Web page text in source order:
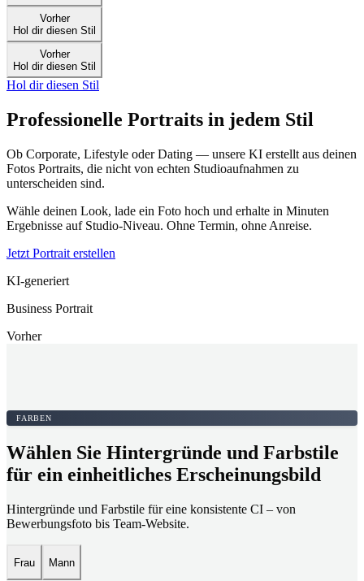
Vorher
Hol dir diesen Stil
Vorher
Hol dir diesen Stil
Hol dir diesen Stil
Professionelle Portraits in jedem Stil
Ob Corporate, Lifestyle oder Dating — unsere KI erstellt aus deinen
Fotos Portraits, die nicht von echten Studioaufnahmen zu
unterscheiden sind.
Wähle deinen Look, lade ein Foto hoch und erhalte in Minuten
Ergebnisse auf Studio-Niveau. Ohne Termin, ohne Anreise.
Jetzt Portrait erstellen
KI-generiert
Business Portrait
Vorher
FARBEN
Wählen Sie Hintergründe und Farbstile
für ein einheitliches Erscheinungsbild
Hintergründe und Farbstile für eine konsistente CI – von
Bewerbungsfoto bis Team-Website.
Frau Mann